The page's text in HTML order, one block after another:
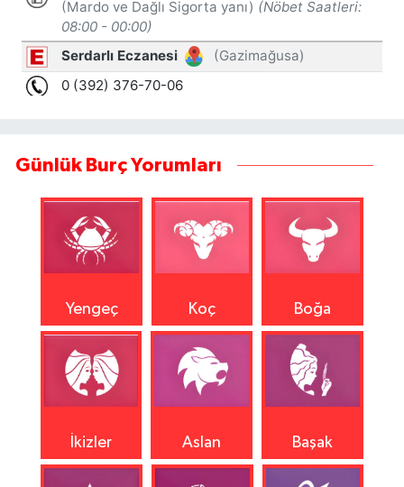
Günlük Burç Yorumları
Yengeç Koç Boğa
İkizler Aslan Başak